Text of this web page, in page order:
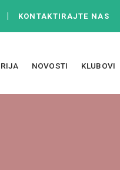
KONTAKTIRAJTE NAS
NOVOSTI KLUBOVI